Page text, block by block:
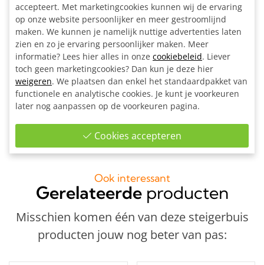
Alle materialen op maat gezaagd
4x 3-Weg hoekstuk zwart Ø 42.4 mm
8x Hoekstuk doorlopende staander 90° zwart Ø 42,4 mm
18x Enkele bevestigingslip uitwendig zwart Ø 42,4 mm
4x Ronde wand/plafond/voetplaat zwart Ø 42,4 mm
4x Inslagdop zwart kunststof Ø 42,4 mm
1x Inbussleutel voor buiskoppeling Ø 42,4 - Ø 48,3 - Ø
60,3 mm
Bouwtekening
Ook interessant
Gerelateerdeproducten
Misschien komen één van deze steigerbuis
producten jouw nog beter van pas:
accepteert. Met marketingcookies kunnen wij de ervaring
op onze website persoonlijker en meer gestroomlijnd
maken. We kunnen je namelijk nuttige advertenties laten
zien en zo je ervaring persoonlijker maken. Meer
informatie? Lees hier alles in onze cookiebeleid. Liever
toch geen marketingcookies? Dan kun je deze hier
weigeren. We plaatsen dan enkel het standaardpakket van
functionele en analytische cookies. Je kunt je voorkeuren
later nog aanpassen op de voorkeuren pagina.
Cookies accepteren